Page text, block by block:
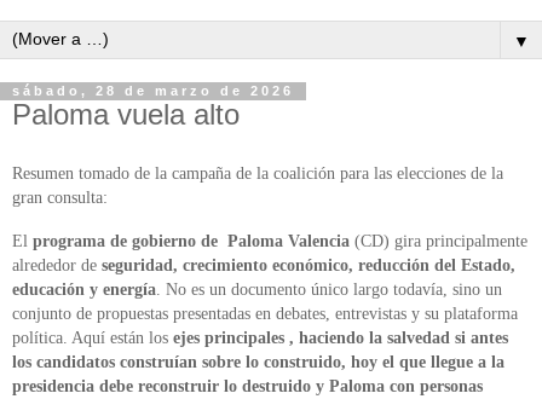
▼
sábado, 28 de marzo de 2026
Paloma vuela alto
Resumen tomado de la campaña de la coalición para las elecciones de la
gran consulta:
El programa de gobierno de Paloma Valencia (CD) gira principalmente
alrededor de seguridad, crecimiento económico, reducción del Estado,
educación y energía . No es un documento único largo todavía, sino un
conjunto de propuestas presentadas en debates, entrevistas y su plataforma
política. Aquí están los ejes principales , haciendo la salvedad si antes
los candidatos construían sobre lo construido, hoy el que llegue a la
presidencia debe reconstruir lo destruido y Paloma con personas